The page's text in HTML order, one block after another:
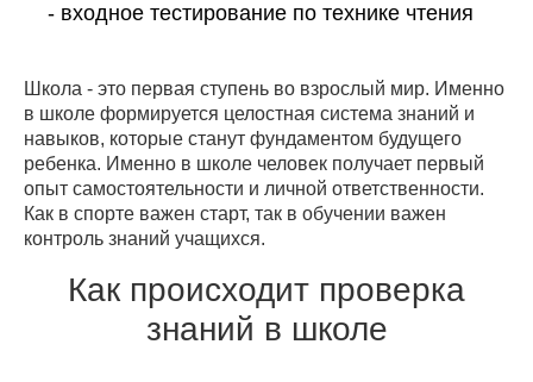
- входное тестирование по технике чтения
Школа - это первая ступень во взрослый мир. Именно
в школе формируется целостная система знаний и
навыков, которые станут фундаментом будущего
ребенка. Именно в школе человек получает первый
опыт самостоятельности и личной ответственности.
Как в спорте важен старт, так в обучении важен
контроль знаний учащихся.
Как происходит проверка
знаний в школе